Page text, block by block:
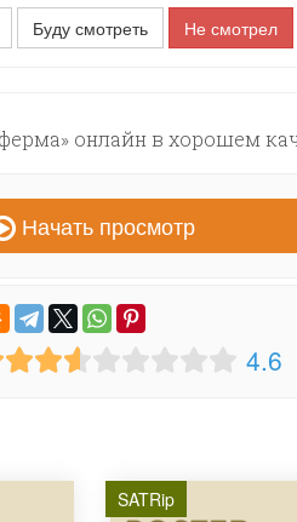
Буду смотреть Не смотрел
онлайн в хорошем
Начать просмотр
4.6
SATRip